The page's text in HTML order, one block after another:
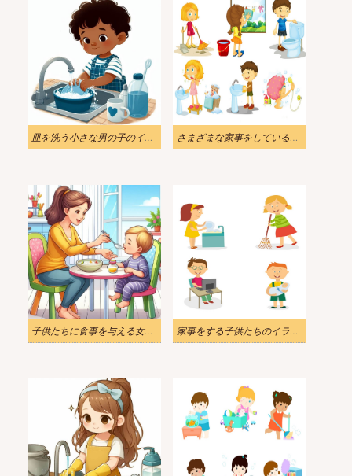
皿を洗う小さな男の子のイラスト さまざまな家事をしている子供たちのイラスト
子供たちに食事を与える女性のイラスト 4 家事をする子供たちのイラスト 3